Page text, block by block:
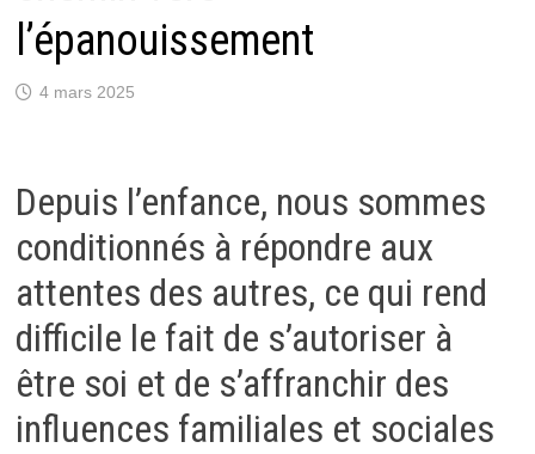
l’épanouissement
4 mars 2025
Depuis l’enfance, nous sommes
conditionnés à répondre aux
attentes des autres, ce qui rend
difficile le fait de s’autoriser à
être soi et de s’affranchir des
influences familiales et sociales